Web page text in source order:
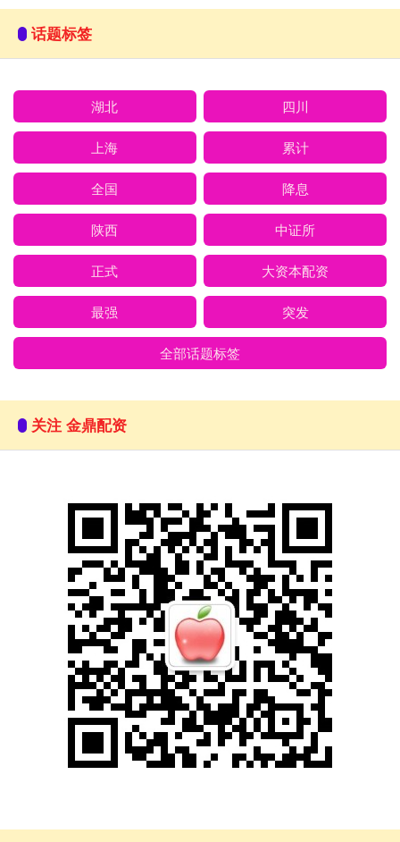
话题标签
湖北 四川
上海 累计
全国 降息
陕西 中证所
正式 大资本配资
最强 突发
全部话题标签
关注 金鼎配资